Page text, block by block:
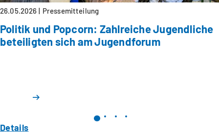
26.05.2026 Pressemitteilung
Politik und Popcorn: Zahlreiche Jugendliche
beteiligten sich am Jugendforum
Details